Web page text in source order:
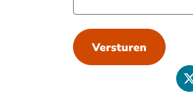
Versturen